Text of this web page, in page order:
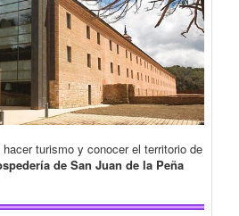
hacer turismo y conocer el territorio de
de San Juan de la Peña